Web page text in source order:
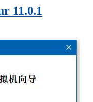
11.0.1